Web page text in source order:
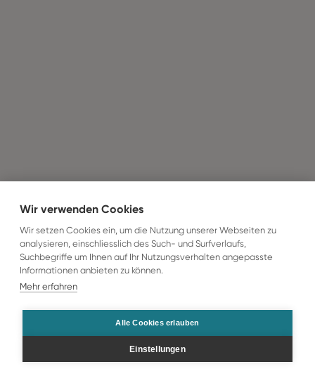
Gesamt
Zur Buchung
Wir verwenden Cookies
Wir setzen Cookies ein, um die Nutzung unserer Webseiten zu
analysieren, einschliesslich des Such- und Surfverlaufs,
Suchbegriffe um Ihnen auf Ihr Nutzungsverhalten angepasste
Informationen anbieten zu können.
Mehr erfahren
Alle Cookies erlauben
Einstellungen